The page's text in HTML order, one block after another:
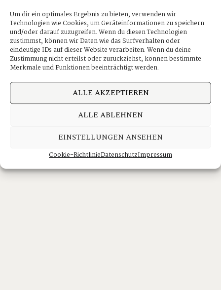
Um dir ein optimales Ergebnis zu bieten, verwenden wir
Technologien wie Cookies, um Geräteinformationen zu speichern
und/oder darauf zuzugreifen. Wenn du diesen Technologien
zustimmst, können wir Daten wie das Surfverhalten oder
eindeutige IDs auf dieser Website verarbeiten. Wenn du deine
Zustimmung nicht erteilst oder zurückziehst, können bestimmte
Merkmale und Funktionen beeinträchtigt werden.
ALLE AKZEPTIEREN
ALLE ABLEHNEN
EINSTELLUNGEN ANSEHEN
Cookie-RichtlinieDatenschutzImpressum